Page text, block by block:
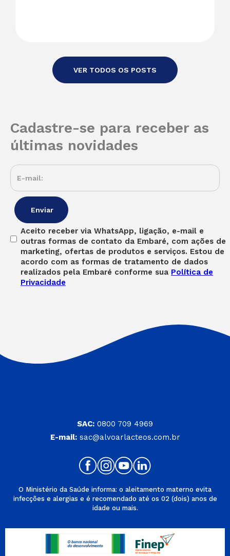
VER TODOS OS POSTS
Cadastre-se para receber as
últimas novidades
Aceito receber via WhatsApp, ligação, e-mail e
outras formas de contato da Embaré, com ações de
marketing, ofertas de produtos e serviços. Estou de
acordo com as formas de tratamento de dados
realizados pela Embaré conforme sua Política de
Privacidade
SAC: 0800 709 4969
E-mail: sac@alvoarlacteos.com.br
O Ministério da Saúde informa: o aleitamento materno evita
infecções e alergias e é recomendado até os 02 (dois) anos de
idade ou mais.